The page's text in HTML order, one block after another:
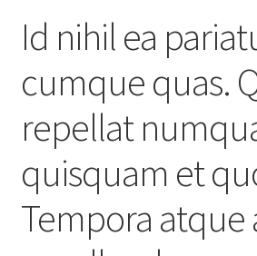
Id nihil ea
cumque quas.
repellat
quisquam et
Tempora atque